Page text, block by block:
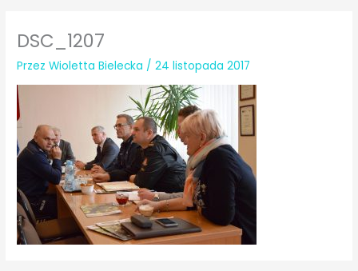
DSC_1207
PrzezWioletta Bielecka /24 listopada 2017